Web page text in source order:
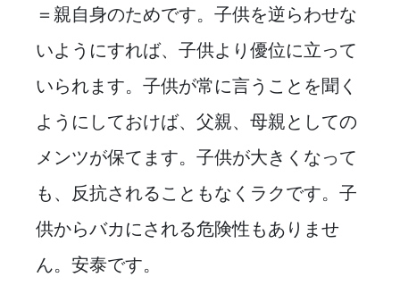
＝親自身のためです。子供を逆らわせな
いようにすれば、子供より優位に立って
いられます。子供が常に言うことを聞く
ようにしておけば、父親、母親としての
メンツが保てます。子供が大きくなって
も、反抗されることもなくラクです。子
供からバカにされる危険性もありませ
ん。安泰です。